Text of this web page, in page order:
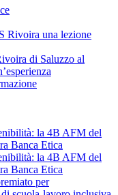
Rivoira una lezione
di Saluzzo al
la 4B AFM del
Banca Etica
la 4B AFM del
Banca Etica
per